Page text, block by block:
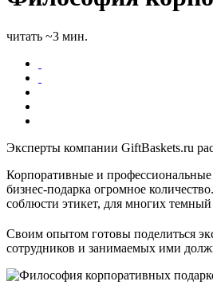
читать ~3 мин.
Эксперты компании GiftBaskets.ru
Корпоративные и
бизнес-подарка огромное
соблюсти этикет, для многих темный
Своим опытом готовы поделиться
сотрудников и занимаемых ими